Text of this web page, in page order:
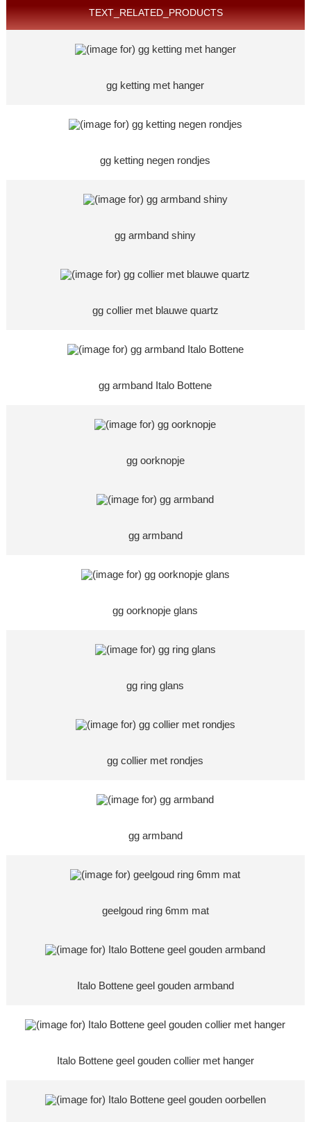
TEXT_RELATED_PRODUCTS
gg ketting met hanger
gg ketting negen rondjes
gg armband shiny
gg collier met blauwe quartz
gg armband Italo Bottene
gg oorknopje
gg armband
gg oorknopje glans
gg ring glans
gg collier met rondjes
gg armband
geelgoud ring 6mm mat
Italo Bottene geel gouden armband
Italo Bottene geel gouden collier met hanger